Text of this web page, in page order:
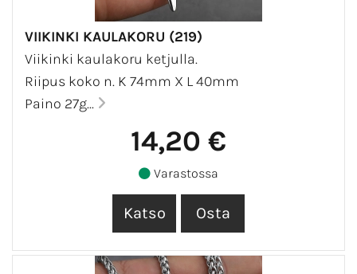
VIIKINKI KAULAKORU (219)
Viikinki kaulakoru ketjulla.
Riipus koko n. K 74mm X L 40mm
Paino 27g...
14,20 €
Varastossa